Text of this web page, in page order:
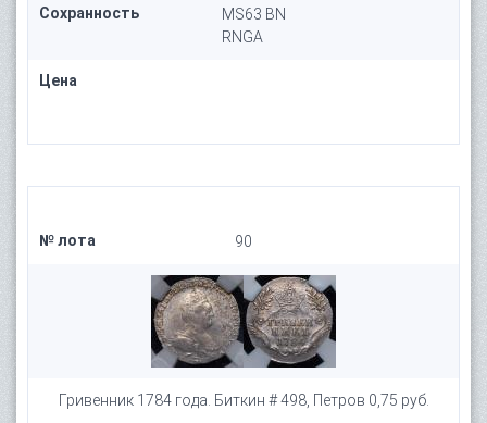
Сохранность
MS63 BN
RNGA
Цена
№ лота 90
Гривенник 1784 года. Биткин # 498, Петров 0,75 руб.